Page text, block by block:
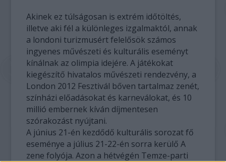
Akinek ez túlságosan is extrém időtöltés,
illetve aki fél a különleges izgalmaktól, annak
a londoni turizmusért felelősök számos
ingyenes művészeti és kulturális eseményt
kínálnak az olimpia idejére. A játékokat
kiegészítő hivatalos művészeti rendezvény, a
London 2012 Fesztivál bőven tartalmaz zenét,
színházi előadásokat és karneválokat, és 10
millió embernek kíván díjmentesen
szórakozást nyújtani.
A június 21-én kezdődő kulturális sorozat fő
eseménye a július 21-22-én sorra kerülő A
zene folyója. Azon a hétvégén Temze-parti